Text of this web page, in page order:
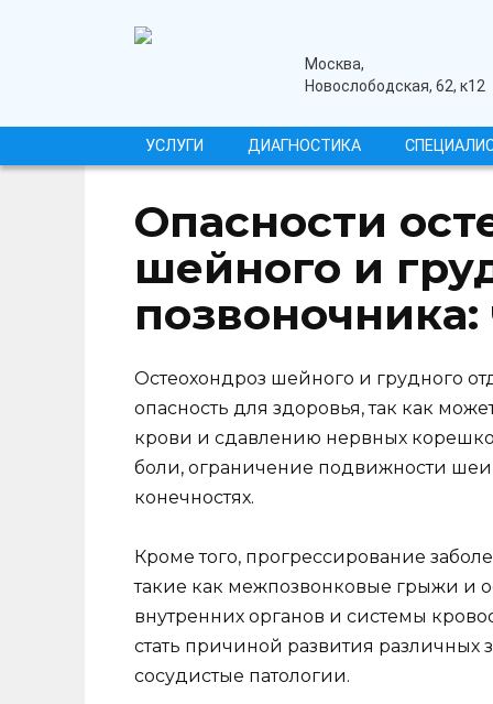
медицинский центрМосква,
Новослободская, 62, к12
УСЛУГИ ДИАГНОСТИКА
Опасности
шейного и
Остеохондроз шейного и грудного
опасность для здоровья, так как
крови и сдавлению нервных
боли, ограничение подвижности
конечностях.
Кроме того, прогрессирование
такие как межпозвонковые грыжи и
внутренних органов и системы
стать причиной развития
сосудистые патологии.